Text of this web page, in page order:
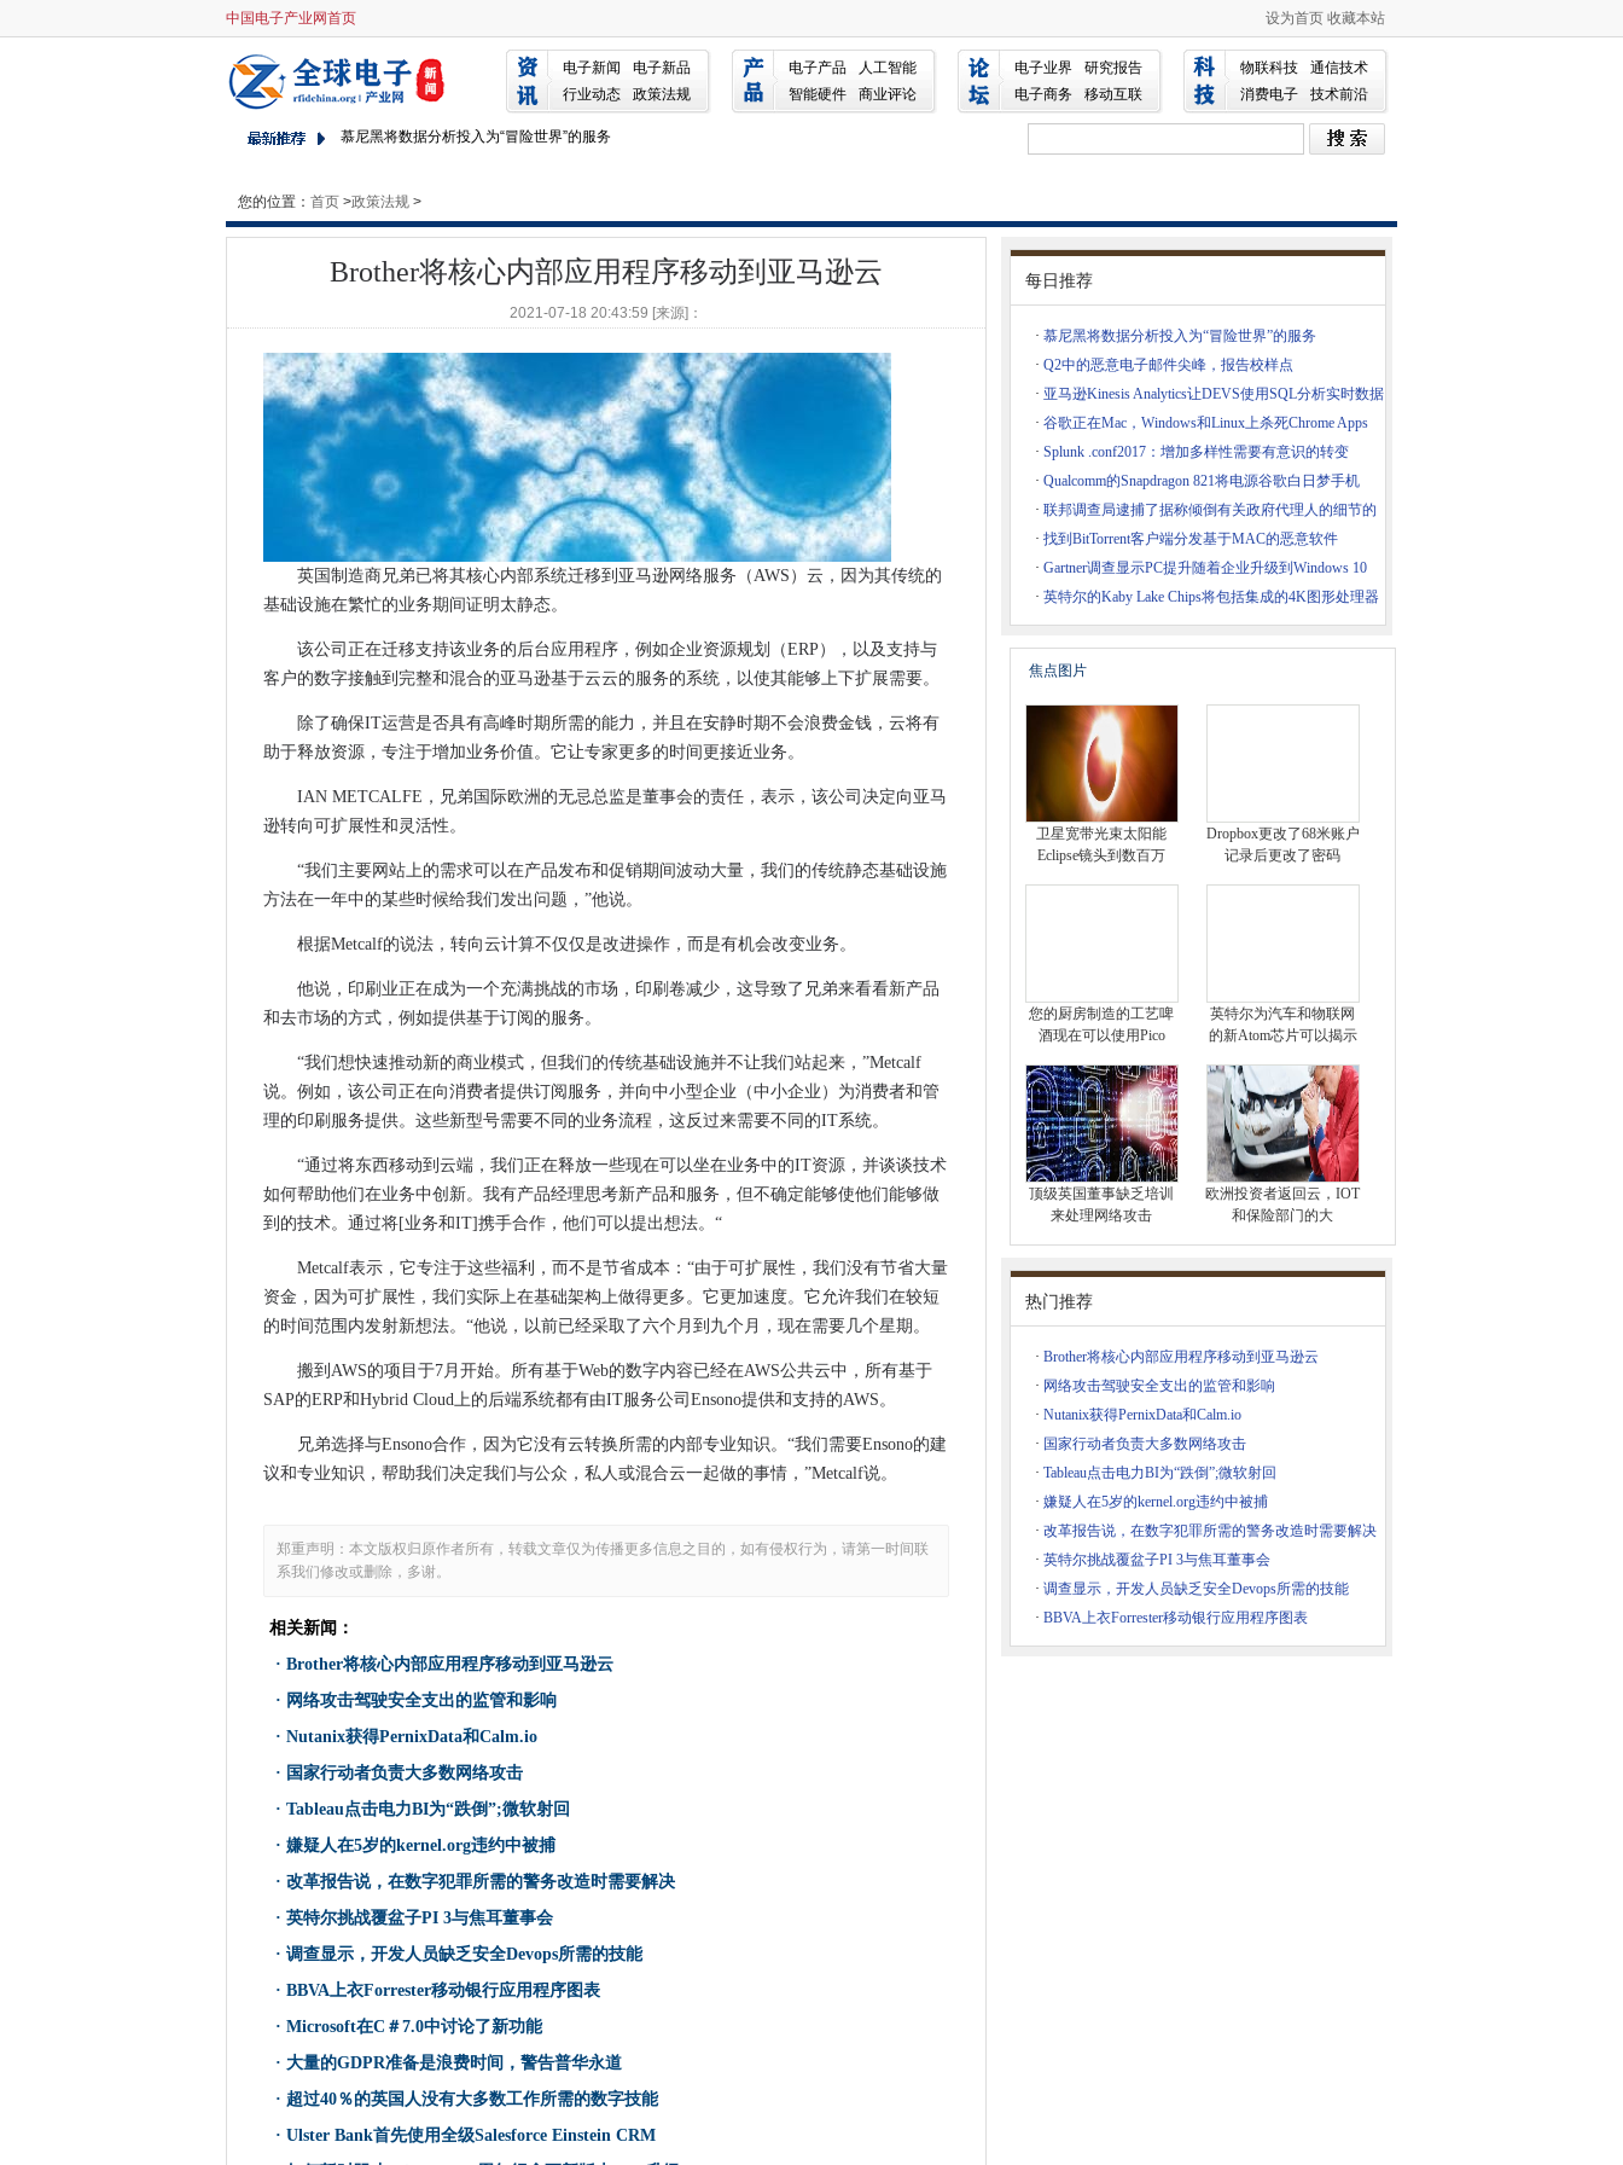
中国电子产业网首页 设为首页 收藏本站
电子新闻
电子新品
行业动态
政策法规
电子产品
人工智能
智能硬件
商业评论
电子业界
研究报告
电子商务
移动互联
物联科技
通信技术
消费电子
技术前沿
谷歌的新福克西亚OS可能会接管IOT
卫星宽带光束太阳能Eclipse镜头到数百万
慕尼黑将数据分析投入为“冒险世界”的服务
Oracle宣布简化云计算定价模型
Dropbox更改了68米账户记录后更改了密码
Q2中的恶意电子邮件尖峰，报告校样点
Colliers转储Nutanix和粘合性超级融合的FlexPods
您的厨房制造的工艺啤酒现在可以使用Pico
亚马逊Kinesis Analytics让DEVS使用SQL分析实时数据
国家行动者负责大多数网络攻击
打开z波代码可能有助于使IOT HAM
英特尔为汽车和物联网的新Atom芯片可以揭示丑陋的移动过去
谷歌正在Mac，Windows和Linux上杀死Chrome Apps
Tableau点击电力BI为“跌倒”;微软射回
ADMCC显示思科技术的阿布扎比
Splunk .conf2017：增加多样性需要有意识的转变
嫌疑人在5岁的kernel.org违约中被捕
Microsoft将选项添加到Office测试程序
欧洲投资者返回云，I​​OT和保险部门的大数据
改革报告说，在数字犯罪所需的警务改造时需要解决
盟友爱尔兰银行将工业和手工分析融为一体以获得边缘
联邦调查局逮捕了据称倾倒有关政府代理人的细节的黑客
英特尔挑战覆盆子PI 3与焦耳董事会
谷歌的3级Android补丁可能会导致混乱
纳斯达克通过Equinix Slough DatacentRe提供股票市场信息
调查显示，开发人员缺乏安全Devops所需的技能
欧洲联盟国家问题版权法提案
Gartner调查显示PC提升随着企业升级到Windows 10
BBVA上衣Forrester移动银行应用程序图表
新的妥协不会结束LTE-U和Wi-Fi之间的战斗
英特尔的Kaby Lake Chips将包括集成的4K图形处理器
Microsoft在C＃7.0中讨论了新功能
俄罗斯汇集了谷歌，拥有680万美元的Android反托拉斯罚款
微软在Windows 7中结束了几十年的挑选练习
在1.8米亏损后，数据中心进入管理
大量的GDPR准备是浪费时间，警告普华永道
HPE旨在提高27500万美元的大数据提升
Francis Maude说，GDS是“缺水”，政府是一个平台“已经死了”
Brother将核心内部应用程序移动到亚马逊云
谷歌的新福克西亚OS可能会接管IOT
卫星宽带光束太阳能Eclipse镜头到数百万
慕尼黑将数据分析投入为“冒险世界”的服务
Dropbox更改了68米账户记录后更改了密码
Q2中的恶意电子邮件尖峰，报告校样点
Nutanix获得PernixData和Calm.io
Colliers转储Nutanix和粘合性超级融合的FlexPods
您的厨房制造的工艺啤酒现在可以使用Pico
亚马逊Kinesis Analytics让DEVS使用SQL分析实时数据
国家行动者负责大多数网络攻击
打开z波代码可能有助于使IOT HAM
您的位置： 首页 >政策法规 >
Brother将核心内部应用程序移动到亚马逊云
2021-07-18 20:43:59 [来源]：
英国制造商兄弟已将其核心内部系统迁移到亚马逊网络服务（AWS）云，因为其传统的
基础设施在繁忙的业务期间证明太静态。
该公司正在迁移支持该业务的后台应用程序，例如企业资源规划（ERP），以及支持与
客户的数字接触到完整和混合的亚马逊基于云云的服务的系统，以使其能够上下扩展需要。
除了确保IT运营是否具有高峰时期所需的能力，并且在安静时期不会浪费金钱，云将有
助于释放资源，专注于增加业务价值。它让专家更多的时间更接近业务。
IAN METCALFE，兄弟国际欧洲的无忌总监是董事会的责任，表示，该公司决定向亚马
逊转向可扩展性和灵活性。
“我们主要网站上的需求可以在产品发布和促销期间波动大量，我们的传统静态基础设施
方法在一年中的某些时候给我们发出问题，”他说。
根据Metcalf的说法，转向云计算不仅仅是改进操作，而是有机会改变业务。
他说，印刷业正在成为一个充满挑战的市场，印刷卷减少，这导致了兄弟来看看新产品
和去市场的方式，例如提供基于订阅的服务。
“我们想快速推动新的商业模式，但我们的传统基础设施并不让我们站起来，”Metcalf
说。例如，该公司正在向消费者提供订阅服务，并向中小型企业（中小企业）为消费者和管
理的印刷服务提供。这些新型号需要不同的业务流程，这反过来需要不同的IT系统。
“通过将东西移动到云端，我们正在释放一些现在可以坐在业务中的IT资源，并谈谈技术
如何帮助他们在业务中创新。我有产品经理思考新产品和服务，但不确定能够使他们能够做
到的技术。通过将[业务和IT]携手合作，他们可以提出想法。“
Metcalf表示，它专注于这些福利，而不是节省成本：“由于可扩展性，我们没有节省大量
资金，因为可扩展性，我们实际上在基础架构上做得更多。它更加速度。它允许我们在较短
的时间范围内发射新想法。“他说，以前已经采取了六个月到九个月，现在需要几个星期。
搬到AWS的项目于7月开始。所有基于Web的数字内容已经在AWS公共云中，所有基于
SAP的ERP和Hybrid Cloud上的后端系统都有由IT服务公司Ensono提供和支持的AWS。
兄弟选择与Ensono合作，因为它没有云转换所需的内部专业知识。“我们需要Ensono的建
议和专业知识，帮助我们决定我们与公众，私人或混合云一起做的事情，”Metcalf说。
郑重声明：本文版权归原作者所有，转载文章仅为传播更多信息之目的，如有侵权行为，请第一时间联
系我们修改或删除，多谢。
相关新闻：
· Brother将核心内部应用程序移动到亚马逊云
· 网络攻击驾驶安全支出的监管和影响
· Nutanix获得PernixData和Calm.io
· 国家行动者负责大多数网络攻击
· Tableau点击电力BI为“跌倒”;微软射回
· 嫌疑人在5岁的kernel.org违约中被捕
· 改革报告说，在数字犯罪所需的警务改造时需要解决
· 英特尔挑战覆盆子PI 3与焦耳董事会
· 调查显示，开发人员缺乏安全Devops所需的技能
· BBVA上衣Forrester移动银行应用程序图表
· Microsoft在C＃7.0中讨论了新功能
· 大量的GDPR准备是浪费时间，警告普华永道
· 超过40％的英国人没有大多数工作所需的数字技能
· Ulster Bank首先使用全级Salesforce Einstein CRM
每日推荐
· 慕尼黑将数据分析投入为“冒险世界”的服务
· Q2中的恶意电子邮件尖峰，报告校样点
· 亚马逊Kinesis Analytics让DEVS使用SQL分析实时数据
· 谷歌正在Mac，Windows和Linux上杀死Chrome Apps
· Splunk .conf2017：增加多样性需要有意识的转变
· Qualcomm的Snapdragon 821将电源谷歌白日梦手机
· 联邦调查局逮捕了据称倾倒有关政府代理人的细节的
· 找到BitTorrent客户端分发基于MAC的恶意软件
· Gartner调查显示PC提升随着企业升级到Windows 10
· 英特尔的Kaby Lake Chips将包括集成的4K图形处理器
焦点图片
卫星宽带光束太阳能
Eclipse镜头到数百万
Dropbox更改了68米账户
记录后更改了密码
您的厨房制造的工艺啤
酒现在可以使用Pico
英特尔为汽车和物联网
的新Atom芯片可以揭示
顶级英国董事缺乏培训
来处理网络攻击
欧洲投资者返回云，I​​OT
和保险部门的大
热门推荐
· Brother将核心内部应用程序移动到亚马逊云
· 网络攻击驾驶安全支出的监管和影响
· Nutanix获得PernixData和Calm.io
· 国家行动者负责大多数网络攻击
· Tableau点击电力BI为“跌倒”;微软射回
· 嫌疑人在5岁的kernel.org违约中被捕
· 改革报告说，在数字犯罪所需的警务改造时需要解决
· 英特尔挑战覆盆子PI 3与焦耳董事会
· 调查显示，开发人员缺乏安全Devops所需的技能
· BBVA上衣Forrester移动银行应用程序图表